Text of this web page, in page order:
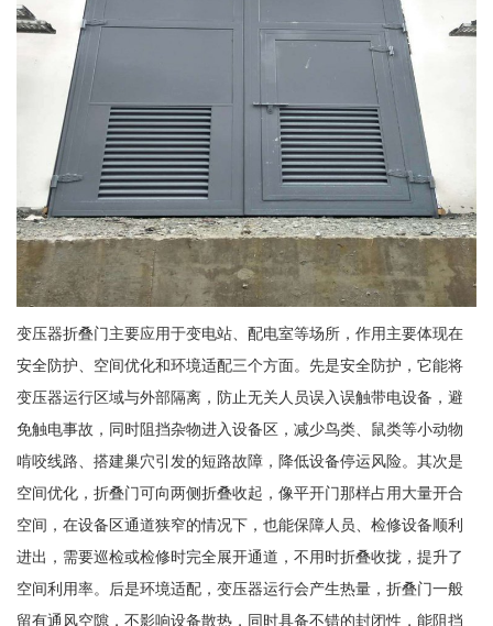
变压器折叠门主要应用于变电站、配电室等场所，作用主要体现在
安全防护、空间优化和环境适配三个方面。先是安全防护，它能将
变压器运行区域与外部隔离，防止无关人员误入误触带电设备，避
免触电事故，同时阻挡杂物进入设备区，减少鸟类、鼠类等小动物
啃咬线路、搭建巢穴引发的短路故障，降低设备停运风险。其次是
空间优化，折叠门可向两侧折叠收起，像平开门那样占用大量开合
空间，在设备区通道狭窄的情况下，也能保障人员、检修设备顺利
进出，需要巡检或检修时完全展开通道，不用时折叠收拢，提升了
空间利用率。后是环境适配，变压器运行会产生热量，折叠门一般
留有通风空隙，不影响设备散热，同时具备不错的封闭性，能阻挡